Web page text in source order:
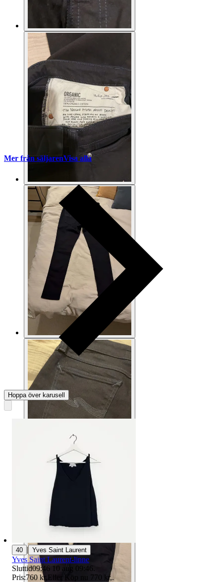
Mer från säljarenVisa alla
Hoppa över karusell
40 | Yves Saint Laurent
Yves Saint Laurent-linne
Sluttid09:46 10 aug 09:46
Pris:760 kr,Eller Köp nu 770 kr,.